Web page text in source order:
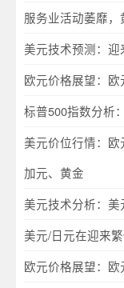
服务业活动萎靡
美元技术预测：迎
欧元价格展望：
标普500指数分析
美元价位行情：
加元、黄金
美元技术分析：
美元/日元在迎来
欧元价格展望：